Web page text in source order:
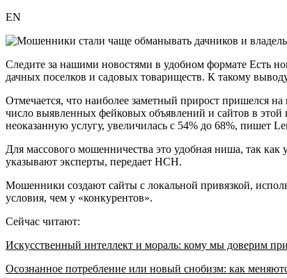
EN
Следите за нашими новостями в удобном формате Есть
дачных поселков и садовых товариществ. К такому
Отмечается, что наиболее заметный прирост пришелся
число выявленных фейковых объявлений и сайтов в
неоказанную услугу, увеличилась с 54% до 68%, пишет
Для массового мошенничества это удобная ниша, так как
указывают эксперты, передает НСН.
Мошенники создают сайты с локальной привязкой,
условия, чем у «конкурентов».
Сейчас читают:
Искусственный интеллект и мораль: кому мы доверим
Осознанное потребление или новый снобизм: как